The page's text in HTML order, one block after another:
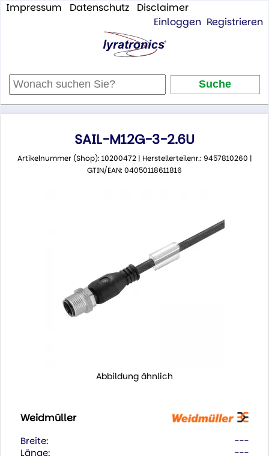
Impressum Datenschutz
Disclaimer
Einloggen Registrieren
SAIL-M12G-3-2.6U
Artikelnummer (Shop): 10200472 | Herstellerteilenr.: 9457810260 |
GTIN/EAN: 04050118611816
Abbildung ähnlich
Weidmüller
Breite:
---
Länge:
---